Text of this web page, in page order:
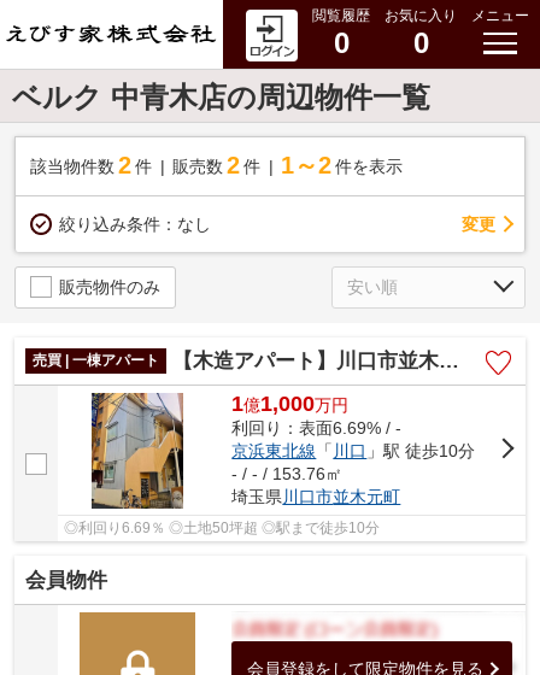
閲覧履歴
0
お気に入り
0
メニュー
ベルク 中青木店の周辺物件一覧
該当物件数 2件 販売数 2 件 1～2 件を表示
絞り込み条件： なし 変更
販売物件のみ
売買 | 一棟アパート 【木造アパート】川口市並木元町
1億1,000万円
利回り：表面6.69% / -
京浜東北線 「 川口 」駅 徒歩10分
- / - / 153.76㎡
埼玉県川口市並木元町
◎利回り6.69％ ◎土地50坪超 ◎駅まで徒歩10分
会員物件
会員登録をして限定物件を見る